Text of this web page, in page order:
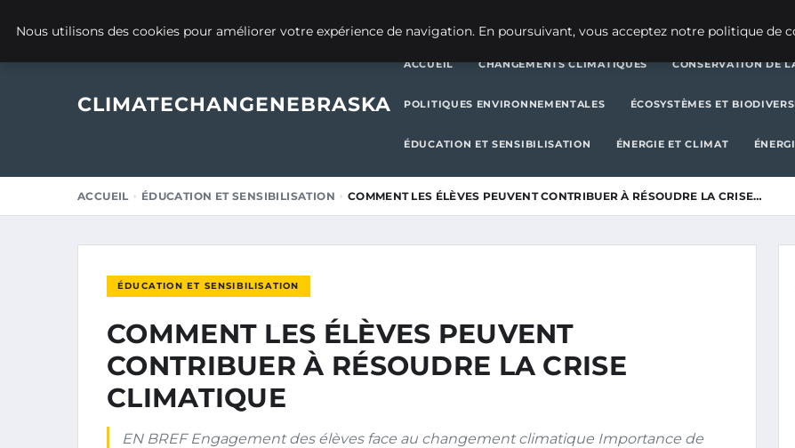
CLIMATECHANGENEBRASKA
ACCUEIL CHANGEMENTS CLIMATIQUES CONSERVATION DE
POLITIQUES ENVIRONNEMENTALES ÉCOSYSTÈMES ET
ÉDUCATION ET SENSIBILISATION ÉNERGIE ET CLIMAT
ACCUEIL ÉDUCATION ET SENSIBILISATION COMMENT LES ÉLÈVES PEUVENT CONTRIBUER À RÉSOUDRE LA CRISE…
ÉDUCATION ET SENSIBILISATION
COMMENT LES ÉLÈVES PEUVENT
CONTRIBUER À RÉSOUDRE LA CRISE
CLIMATIQUE
EN BREF Engagement des élèves face au changement climatique Importance de
Nous utilisons des cookies pour améliorer votre expérience de navigation. En poursuivant, vous acceptez notre politique de